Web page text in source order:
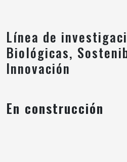
Línea de
Biológicas,
Innovación
En construcción